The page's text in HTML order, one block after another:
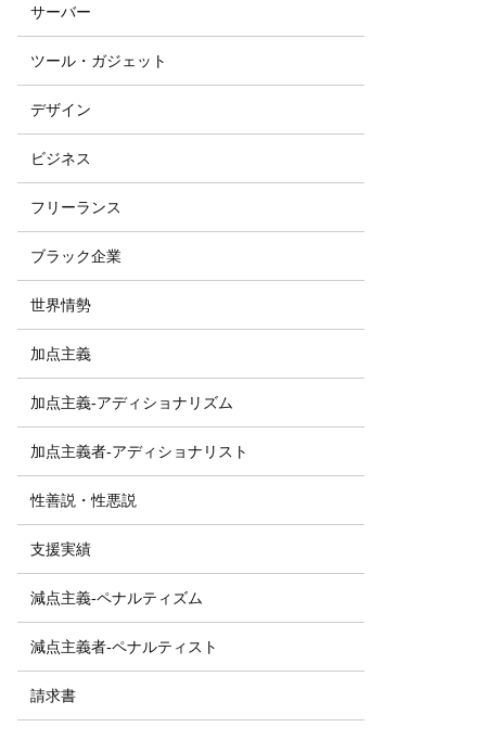
サーバー
ツール・ガジェット
デザイン
ビジネス
フリーランス
ブラック企業
世界情勢
加点主義
加点主義-アディショナリズム
加点主義者-アディショナリスト
性善説・性悪説
支援実績
減点主義-ペナルティズム
減点主義者-ペナルティスト
請求書